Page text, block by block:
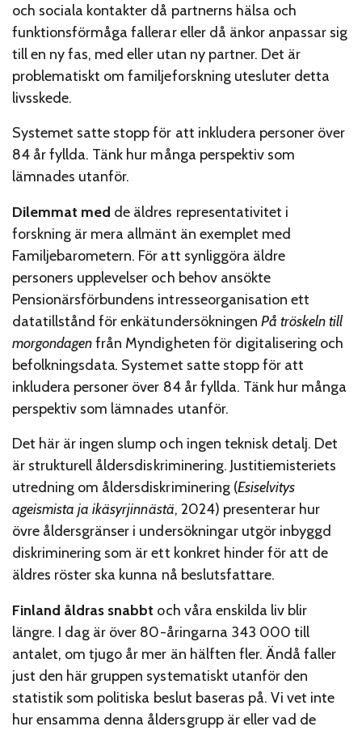
och sociala kontakter då partnerns hälsa och
funktionsförmåga fallerar eller då änkor anpassar sig
till en ny fas, med eller utan ny partner. Det är
problematiskt om familjeforskning utesluter detta
livsskede.
Systemet satte stopp för att inkludera personer över
84 år fyllda. Tänk hur många perspektiv som
lämnades utanför.
Dilemmat med de äldres representativitet i
forskning är mera allmänt än exemplet med
Familjebarometern. För att synliggöra äldre
personers upplevelser och behov ansökte
Pensionärsförbundens intresseorganisation ett
datatillstånd för enkätundersökningen På tröskeln till
morgondagenfrån Myndigheten för digitalisering och
befolkningsdata. Systemet satte stopp för att
inkludera personer över 84 år fyllda. Tänk hur många
perspektiv som lämnades utanför.
Det här är ingen slump och ingen teknisk detalj. Det
är strukturell åldersdiskriminering. Justitiemisteriets
utredning om åldersdiskriminering (Esiselvitys
ageismista ja ikäsyrjinnästä, 2024) presenterar hur
övre åldersgränser i undersökningar utgör inbyggd
diskriminering som är ett konkret hinder för att de
äldres röster ska kunna nå beslutsfattare.
Finland åldras snabbt och våra enskilda liv blir
längre. I dag är över 80-åringarna 343 000 till
antalet, om tjugo år mer än hälften fler. Ändå faller
just den här gruppen systematiskt utanför den
statistik som politiska beslut baseras på. Vi vet inte
hur ensamma denna åldersgrupp är eller vad de